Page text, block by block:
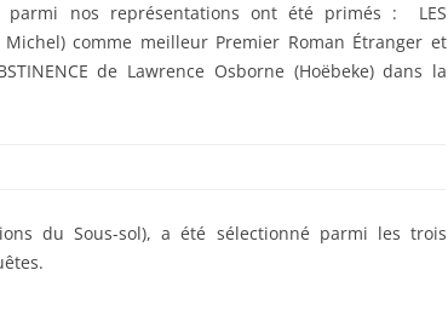
parmi nos représentations ont été primés : LES
Michel) comme meilleur Premier Roman Étranger et
de Lawrence Osborne (Hoëbeke) dans la
du Sous-sol), a été sélectionné parmi les trois